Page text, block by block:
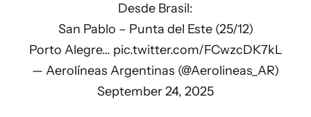
Desde Brasil:
San Pablo – Punta del Este (25/12)
Porto Alegre… pic.twitter.com/FCwzcDK7kL
— Aerolíneas Argentinas (@Aerolineas_AR)
September 24, 2025